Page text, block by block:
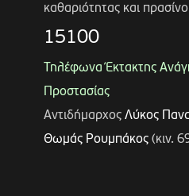
καθαριότητας και
15100
Τηλέφωνα Έκτακτης
Προστασίας
Αντιδήμαρχος Λύκος
Θωμάς Ρουμπάκος(κιν.